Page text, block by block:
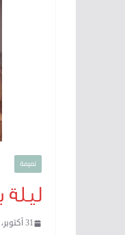
نميمة
31 أكتوبر، 2023